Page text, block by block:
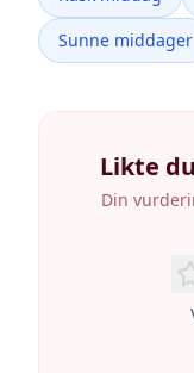
Sunne middager
Likte
Din